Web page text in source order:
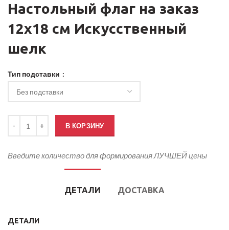
Настольный флаг на заказ
12х18 см Искусственный
шелк
Тип подставки
В КОРЗИНУ
Введите количество для формирования ЛУЧШЕЙ цены
ДЕТАЛИ ДОСТАВКА
ДЕТАЛИ